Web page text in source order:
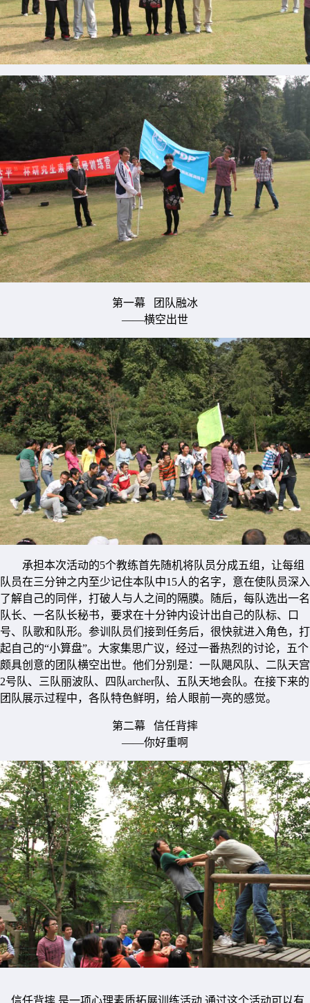
第一幕 团队融冰
——横空出世
承担本次活动的5个教练首先随机将队员分成五组，让每组
队员在三分钟之内至少记住本队中15人的名字，意在使队员深入
了解自己的同伴，打破人与人之间的隔膜。随后，每队选出一名
队长、一名队长秘书，要求在十分钟内设计出自己的队标、口
号、队歌和队形。参训队员们接到任务后，很快就进入角色，打
起自己的“小算盘”。大家集思广议，经过一番热烈的讨论，五个
颇具创意的团队横空出世。他们分别是：一队飓风队、二队天宫
2号队、三队丽波队、四队archer队、五队天地会队。在接下来的
团队展示过程中，各队特色鲜明，给人眼前一亮的感觉。
第二幕 信任背摔
——你好重啊
信任背摔,是一项心理素质拓展训练活动,通过这个活动可以有